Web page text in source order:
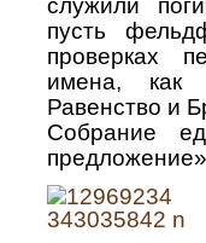
служили
пусть
проверках
имена, как
Равенство и
Собрание